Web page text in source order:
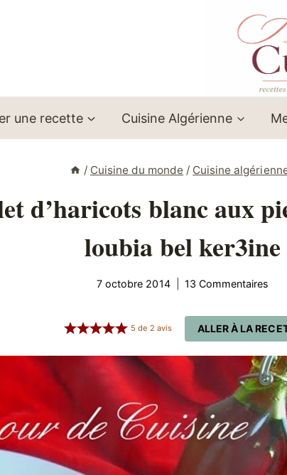
une recette Cuisine Algérienne
/ Cuisine du monde / Cuisine
d’haricots blanc aux
loubia bel ker3ine
7 octobre 2014 13 Commentaires
ALLER À LA
5 de2 avis